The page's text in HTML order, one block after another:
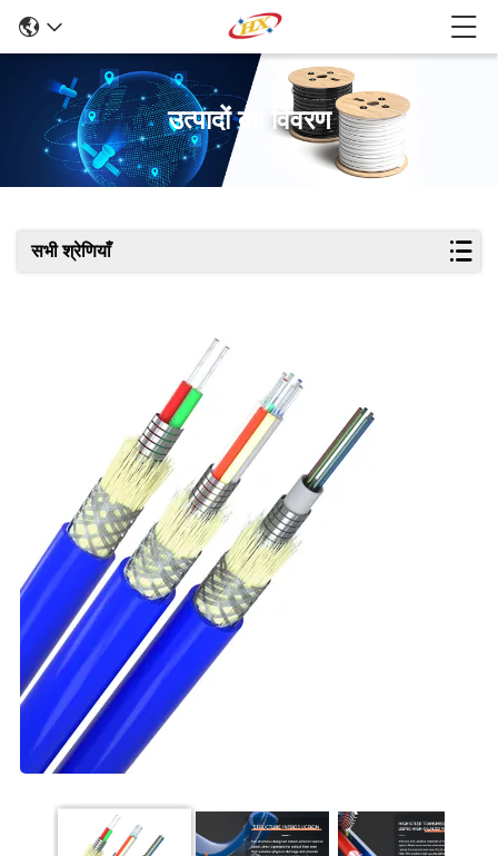
उत्पादों का विवरण
सभी श्रेणियाँ